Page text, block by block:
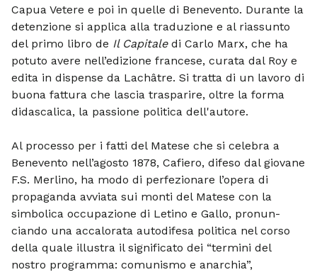
Capua Vetere e poi in quelle di Benevento. Durante la
detenzione si ap­plica alla traduzione e al riassunto
del primo libro de Il Capitale di Carlo Marx, che ha
potuto avere nell’edizione fran­cese, curata dal Roy e
edita in dispense da Lachâtre. Si tratta di un lavoro di
buona fattura che lascia trasparire, oltre la forma
didascalica, la passione politica dell'autore.
Al processo per i fatti del Matese che si celebra a
Benevento nel­l’agosto 1878, Cafiero, difeso dal giovane
F.S. Merlino, ha modo di perfezionare l’opera di
propaganda avviata sui monti del Matese con la
simbolica occupazione di Letino e Gallo, pronun­
ciando una accalorata autodifesa politica nel corso
della quale illustra il significato dei “termini del
nostro programma: comunismo e anarchia”,